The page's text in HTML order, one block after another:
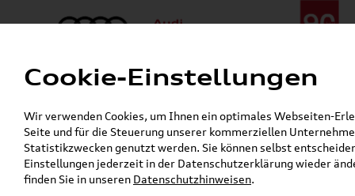
Menü
24h-Pannenhilfe:+49 (0)171 / 870 72 87
Gerade geschlossen
Verkauf:Mo. - Fr. 08:00 - 19:00 Uhr Sa. 09:00 - 13:00 Uhr
Service:Mo. - Fr. 06:00 - 20:00 Uhr Sa. 08:00 - 13:00 Uhr
Cookie-Einstellungen
Wir verwenden Cookies, um Ihnen ein optimales Webseiten-
Seite und für die Steuerung unserer kommerziellen
Statistikzwecken genutzt werden. Sie können selbst
Einstellungen jederzeit in der Datenschutzerklärung wieder
finden Sie in unseren Datenschutzhinweisen.